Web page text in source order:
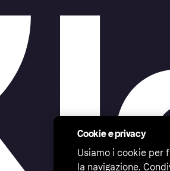
Cookie e privacy
Usiamo i cookie per
la navigazione.